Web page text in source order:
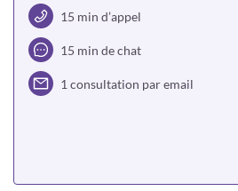
15 min d’appel
15 min de chat
1 consultation par email